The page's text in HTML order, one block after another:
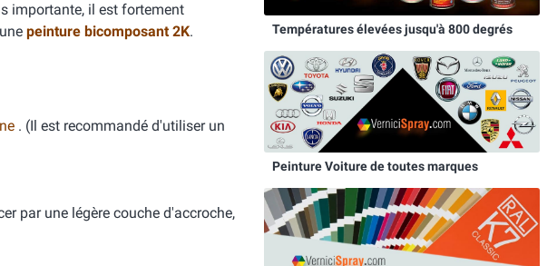
importante, il est fortement
peinture bicomposant 2K.
. (Il est recommandé d'utiliser un
par une légère couche d'accroche,
Températures élevées jusqu'à 800 degrés
Peinture Voiture de toutes marques